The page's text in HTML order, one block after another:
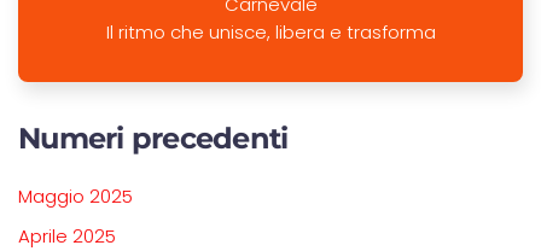
Il ritmo che unisce, libera e trasforma
Numeri precedenti
Maggio 2025
Aprile 2025